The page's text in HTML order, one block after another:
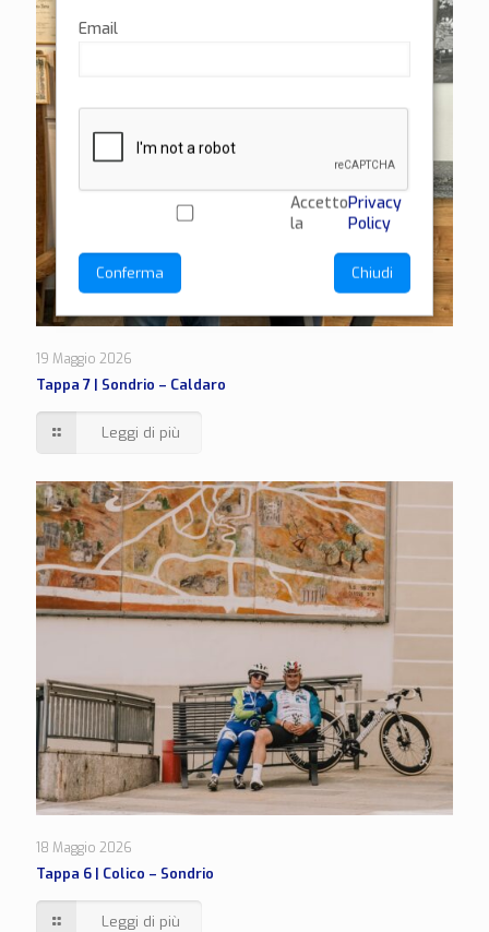
19 Maggio 2026
Tappa 7 | Sondrio – Caldaro
Leggi di più
18 Maggio 2026
Tappa 6 | Colico – Sondrio
Leggi di più
Email
Accetto
la
Privacy
Policy
Conferma Chiudi